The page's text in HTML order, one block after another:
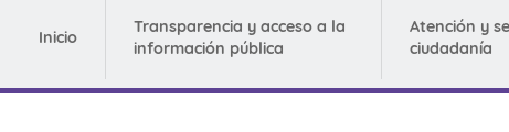
Inicio
Transparencia y acceso a la
información pública
Atención y
ciudadanía